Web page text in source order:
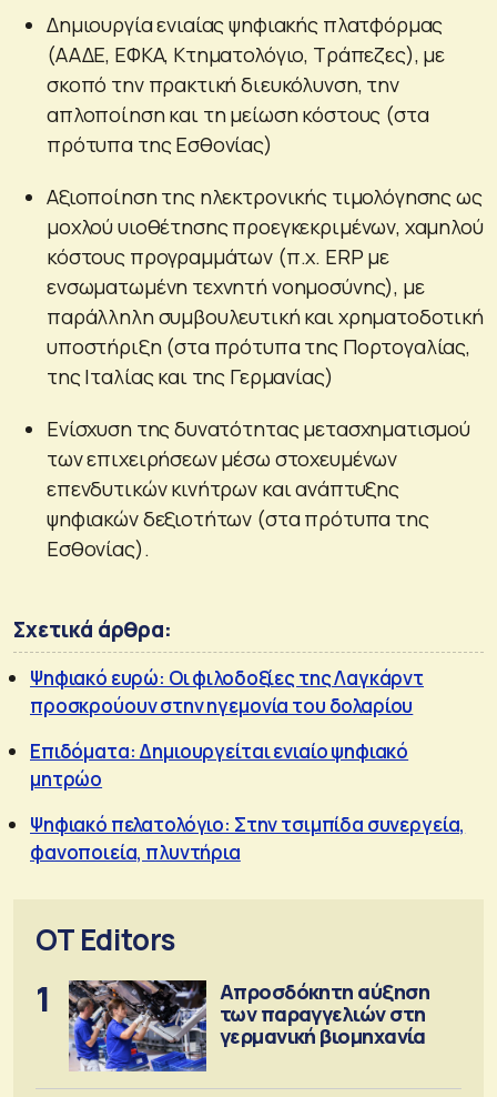
Δημιουργία ενιαίας ψηφιακής πλατφόρμας
(ΑΑΔΕ, ΕΦΚΑ, Κτηματολόγιο, Τράπεζες), με
σκοπό την πρακτική διευκόλυνση, την
απλοποίηση και τη μείωση κόστους (στα
πρότυπα της Εσθονίας)
Αξιοποίηση της ηλεκτρονικής τιμολόγησης ως
μοχλού υιοθέτησης προεγκεκριμένων, χαμηλού
κόστους προγραμμάτων (π.χ. ERP με
ενσωματωμένη τεχνητή νοημοσύνης), με
παράλληλη συμβουλευτική και χρηματοδοτική
υποστήριξη (στα πρότυπα της Πορτογαλίας,
της Ιταλίας και της Γερμανίας)
Ενίσχυση της δυνατότητας μετασχηματισμού
των επιχειρήσεων μέσω στοχευμένων
επενδυτικών κινήτρων και ανάπτυξης
ψηφιακών δεξιοτήτων (στα πρότυπα της
Εσθονίας).
Σχετικά άρθρα:
Ψηφιακό ευρώ: Οι φιλοδοξίες της Λαγκάρντ
προσκρούουν στην ηγεμονία του δολαρίου
Επιδόματα: Δημιουργείται ενιαίο ψηφιακό
μητρώο
Ψηφιακό πελατολόγιο: Στην τσιμπίδα συνεργεία,
φανοποιεία, πλυντήρια
OT Editors
1
Απροσδόκητη αύξηση
των παραγγελιών στη
γερμανική βιομηχανία